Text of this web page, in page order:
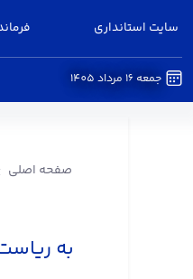
سایت استانداری
جمعه 16 مرداد 1405
صفحه اصلی
به ریاست